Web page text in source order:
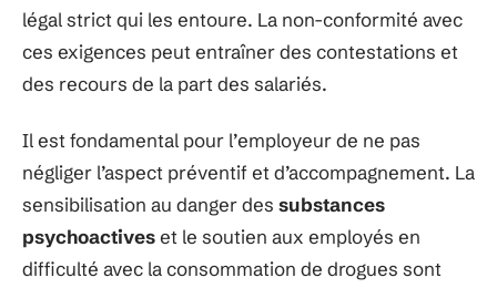
légal strict qui les entoure. La non-conformité avec
ces exigences peut entraîner des contestations et
des recours de la part des salariés.
Il est fondamental pour l’employeur de ne pas
négliger l’aspect préventif et d’accompagnement. La
sensibilisation au danger des substances
psychoactiveset le soutien aux employés en
difficulté avec la consommation de drogues sont